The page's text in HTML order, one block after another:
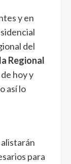
y en
del
Regional
hoy y
así lo
para